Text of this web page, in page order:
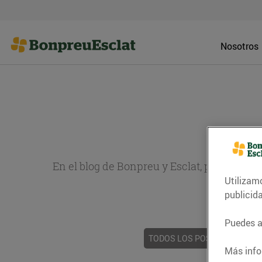
Nosotros
En el blog de Bonpreu y Esclat, puedes
TODOS LOS POSTS
Puedes
Más